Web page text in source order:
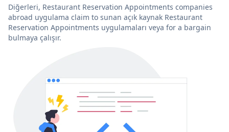
Diğerleri, Restaurant Reservation Appointments companies
abroad uygulama claim to sunan açık kaynak Restaurant
Reservation Appointments uygulamaları veya for a bargain
bulmaya çalışır.